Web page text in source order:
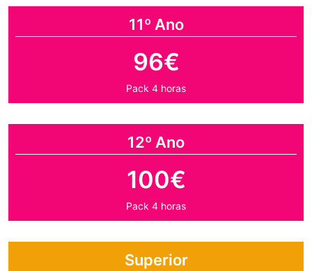
11º Ano
96€
Pack 4 horas
12º Ano
100€
Pack 4 horas
Superior